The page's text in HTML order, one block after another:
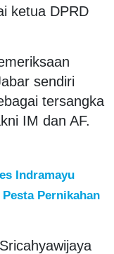
ketua DPRD
sendiri
tersangka
IM dan AF.
Indramayu
Pernikahan